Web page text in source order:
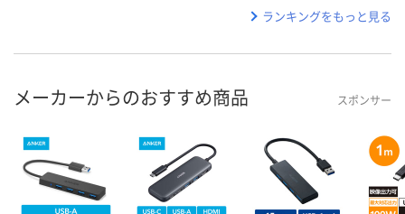
ランキングをもっと見る
メーカーからのおすすめ商品 スポンサー